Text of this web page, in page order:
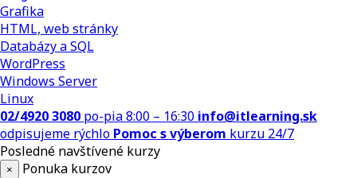
Grafika
HTML, web stránky
Databázy a SQL
WordPress
Windows Server
Linux
02/4920 3080 po-pia 8:00 – 16:30 info@itlearning.sk
odpisujeme rýchlo Pomoc s výberom kurzu 24/7
Posledné navštívené kurzy
×
Ponuka kurzov